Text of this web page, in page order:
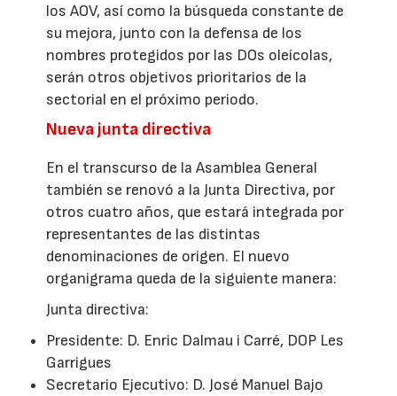
los AOV, así como la búsqueda constante de
su mejora, junto con la defensa de los
nombres protegidos por las DOs oleícolas,
serán otros objetivos prioritarios de la
sectorial en el próximo periodo.
Nueva junta directiva
En el transcurso de la Asamblea General
también se renovó a la Junta Directiva, por
otros cuatro años, que estará integrada por
representantes de las distintas
denominaciones de origen. El nuevo
organigrama queda de la siguiente manera:
Junta directiva:
Presidente: D. Enric Dalmau i Carré, DOP Les
Garrigues
Secretario Ejecutivo: D. José Manuel Bajo